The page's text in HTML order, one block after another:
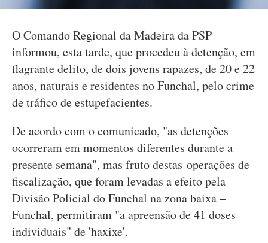
O Comando Regional da Madeira da PSP
informou, esta tarde, que procedeu à detenção, em
flagrante delito, de dois jovens rapazes, de 20 e 22
anos, naturais e residentes no Funchal, pelo crime
de tráfico de estupefacientes.
De acordo com o comunicado, "as detenções
ocorreram em momentos diferentes durante a
presente semana", mas fruto destas operações de
fiscalização, que foram levadas a efeito pela
Divisão Policial do Funchal na zona baixa –
Funchal, permitiram "a apreensão de 41 doses
individuais" de 'haxixe'.